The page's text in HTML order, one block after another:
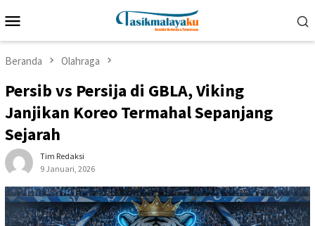
ke
Mobile
Beranda Olahraga
Persib vs Persija di GBLA, Viking
Janjikan Koreo Termahal Sepanjang
Sejarah
Tim Redaksi
9 Januari, 2026